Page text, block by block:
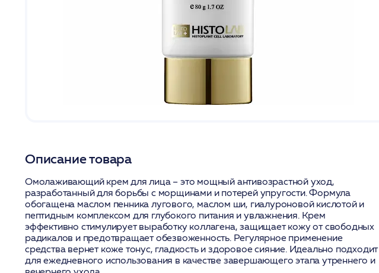
Описание товара
Омолаживающий крем для лица – это мощный антивозрастной уход,
разработанный для борьбы с морщинами и потерей упругости. Формула
обогащена маслом пенника лугового, маслом ши, гиалуроновой кислотой и
пептидным комплексом для глубокого питания и увлажнения. Крем
эффективно стимулирует выработку коллагена, защищает кожу от свободных
радикалов и предотвращает обезвоженность. Регулярное применение
средства вернет коже тонус, гладкость и здоровое сияние. Идеально подходит
для ежедневного использования в качестве завершающего этапа утреннего и